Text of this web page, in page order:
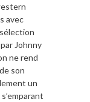
avec
Johnny
ne rend
son
un